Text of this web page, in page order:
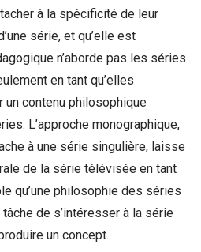
à la spécificité de leur
série, et qu’elle est
n’aborde pas les séries
en tant qu’elles
contenu philosophique
L’approche monographique,
à une série singulière, laisse
de la série télévisée en tant
qu’une philosophie des séries
de s’intéresser à la série
un concept.